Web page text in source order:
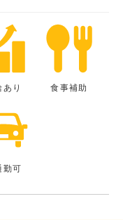
あり 食事補助
勤可